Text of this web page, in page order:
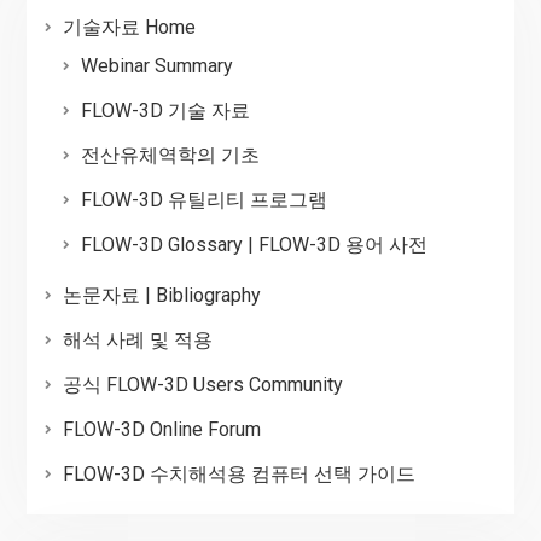
기술자료 Home
Webinar Summary
FLOW-3D 기술 자료
전산유체역학의 기초
FLOW-3D 유틸리티 프로그램
FLOW-3D Glossary | FLOW-3D 용어 사전
논문자료 | Bibliography
해석 사례 및 적용
공식 FLOW-3D Users Community
FLOW-3D Online Forum
FLOW-3D 수치해석용 컴퓨터 선택 가이드